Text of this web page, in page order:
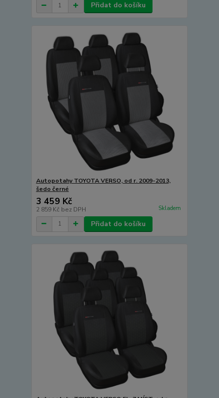
Přidat do košíku
Autopotahy TOYOTA VERSO, od r. 2009-2013,
šedo černé
3 459 Kč
2 859 Kč bez DPH Skladem
Přidat do košíku